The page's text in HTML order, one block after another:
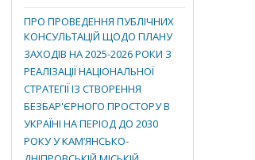
ПРО ПРОВЕДЕННЯ ПУБЛІЧНИХ
КОНСУЛЬТАЦІЙ ЩОДО ПЛАНУ
ЗАХОДІВ НА 2025-2026 РОКИ З
РЕАЛІЗАЦІЇ НАЦІОНАЛЬНОЇ
СТРАТЕГІЇ ІЗ СТВОРЕННЯ
БЕЗБАР'ЄРНОГО ПРОСТОРУ В
УКРАЇНІ НА ПЕРІОД ДО 2030
РОКУ У КАМ’ЯНСЬКО-